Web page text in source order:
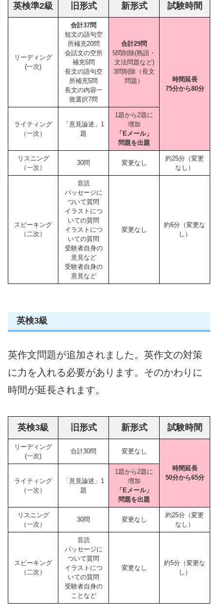
英検準2級 旧形式 新形式 試験時間
リーディング
(一次)
合計37問
短文の語句空
所補充20問
会話文の空所
補充5問
長文の語句空
所補充5問
長文の内容一
致選択7問
合計29問
5問削除(熟語・
文法問題など)
3問削除（長文
問題）
時間延長
75分から80分
ライティング
（一次）
「意見論述」1
題
1題から2題に
増加
「Eメール」
問題を出題
リスニング
（一次）
30問 変更なし
約25分（変更
なし）
スピーキング
（二次）
音読
パッセージに
ついて質問
イラストにつ
いての質問
イラストにつ
いての質問
受験者自身の
意見など
受験者自身の
意見など
変更なし
約6分（変更な
し）
英検3級
英作文問題が追加されました。英作文の対策
に力を入れる必要があります。そのかわりに
時間が延長されます。
英検3級 旧形式 新形式 試験時間
リーディング
(一次)
合計30問 変更なし
時間延長
50分から65分
ライティング
（一次）
「意見論述」1
題
1題から2題に
増加
「Eメール」
問題を出題
リスニング
（一次）
30問 変更なし
約25分（変更
なし）
スピーキング
（二次）
音読
パッセージに
ついて質問
イラストにつ
いての質問
受験者自身の
ことなど
変更なし
約5分（変更な
し）